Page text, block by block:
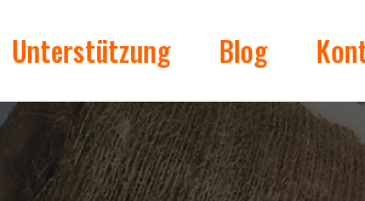
Unterstützung Blog